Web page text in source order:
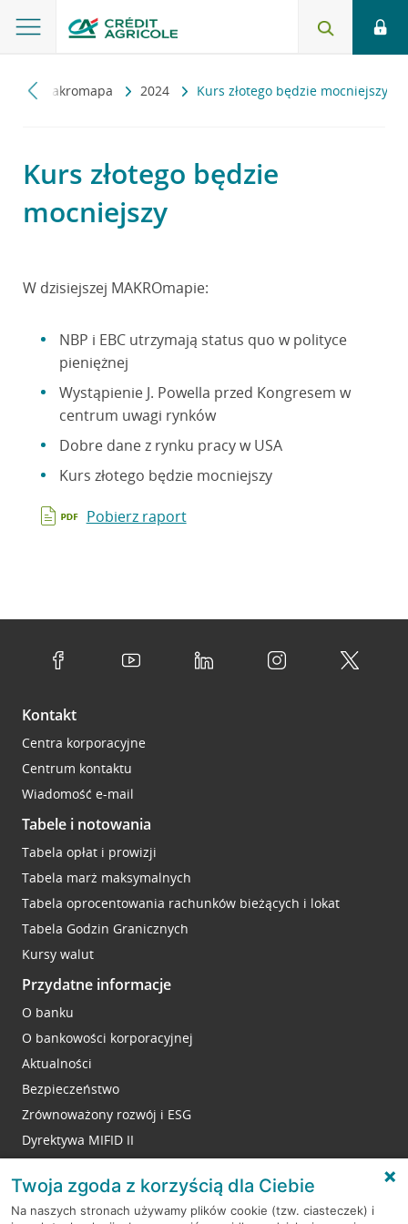
Makromapa 2024 Kurs złotego będzie mocniejszy
Kurs złotego będzie
mocniejszy
W dzisiejszej MAKROmapie:
NBP i EBC utrzymają status quo w polityce
pieniężnej
Wystąpienie J. Powella przed Kongresem w
centrum uwagi rynków
Dobre dane z rynku pracy w USA
Kurs złotego będzie mocniejszy
Pobierz raport
Kontakt
Centra korporacyjne
Centrum kontaktu
Wiadomość e-mail
Tabele i notowania
Tabela opłat i prowizji
Tabela marż maksymalnych
Tabela oprocentowania rachunków bieżących i lokat
Tabela Godzin Granicznych
Kursy walut
Przydatne informacje
O banku
O bankowości korporacyjnej
Aktualności
Bezpieczeństwo
Zrównoważony rozwój i ESG
Dyrektywa MIFID II
Twoja zgoda z korzyścią dla Ciebie
Na naszych stronach używamy plików cookie (tzw. ciasteczek) i